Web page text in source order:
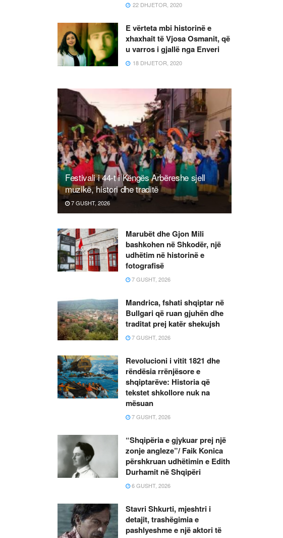
22 DHJETOR, 2020
E vërteta mbi historinë e
xhaxhait të Vjosa Osmanit, që
u varros i gjallë nga Enveri
18 DHJETOR, 2020
Festivali i 44-t i Këngës Arbëreshe sjell
muzikë, histori dhe traditë
7 GUSHT, 2026
Marubët dhe Gjon Mili
bashkohen në Shkodër, një
udhëtim në historinë e
fotografisë
7 GUSHT, 2026
Mandrica, fshati shqiptar në
Bullgari që ruan gjuhën dhe
traditat prej katër shekujsh
7 GUSHT, 2026
Revolucioni i vitit 1821 dhe
rëndësia rrënjësore e
shqiptarëve: Historia që
tekstet shkollore nuk na
mësuan
7 GUSHT, 2026
“Shqipëria e gjykuar prej një
zonje angleze”/ Faik Konica
përshkruan udhëtimin e Edith
Durhamit në Shqipëri
6 GUSHT, 2026
Stavri Shkurti, mjeshtri i
detajit, trashëgimia e
pashlyeshme e një aktori të